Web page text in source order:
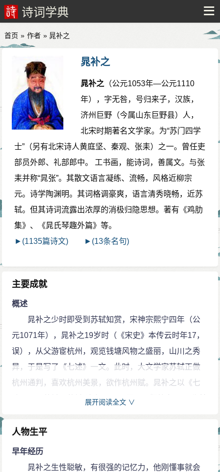
诗词学典
首页 » 作者 » 晁补之
晁补之
晁补之 （公元1053年—公元1110
年），字无咎，号归来子，汉族，
济州巨野（今属山东巨野县）人，
北宋时期著名文学家。为“苏门四学
士”（另有北宋诗人黄庭坚、秦观、张耒）之一。曾任吏
部员外郎、礼部郎中。 工书画，能诗词，善属文。与张
耒并称“晁张”。其散文语言凝练、流畅，风格近柳宗
元。诗学陶渊明。其词格调豪爽，语言清秀晓畅，近苏
轼。但其诗词流露出浓厚的消极归隐思想。著有《鸡肋
集》、《晁氏琴趣外篇》等。
►(1135篇诗文)
►(13条名句)
主要成就
概述
晁补之少时即受到苏轼知赏，宋神宗熙宁四年（公
元1071年），晁补之19岁时（《宋史》本传云时年17，
误），从父游宦杭州，观览钱塘风物之盛丽，山川之秀
异，于是写了《七述》一文。此时，大文学家苏轼正做
杭州通判，喜欢杭州美景，欲作杭州赋。晁补之以《七
述》谒见苏轼，苏轼“读之叹曰：‘吾可以搁笔矣！’又称其
史》本传），具体原文为“于文无所不能，博辩俊伟，绝
人远甚。”（《晁君成诗集引》）
晁补之在诗、文、词诸方面均有所建树，《四库全
展开阅读全文 ∨
人物生平
早年经历
晁补之生性聪敏，有很强的记忆力，他刚懂事就会